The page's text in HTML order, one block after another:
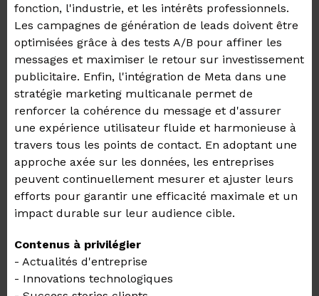
fonction, l'industrie, et les intérêts professionnels.
Les campagnes de génération de leads doivent être
optimisées grâce à des tests A/B pour affiner les
messages et maximiser le retour sur investissement
publicitaire. Enfin, l'intégration de Meta dans une
stratégie marketing multicanale permet de
renforcer la cohérence du message et d'assurer
une expérience utilisateur fluide et harmonieuse à
travers tous les points de contact. En adoptant une
approche axée sur les données, les entreprises
peuvent continuellement mesurer et ajuster leurs
efforts pour garantir une efficacité maximale et un
impact durable sur leur audience cible.
Contenus à privilégier
- Actualités d'entreprise
- Innovations technologiques